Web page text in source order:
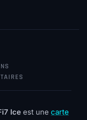
Ice est une carte